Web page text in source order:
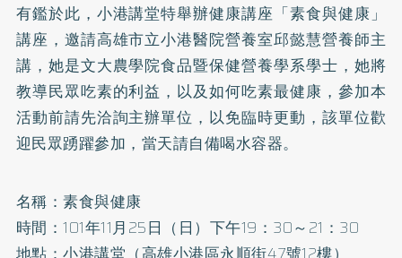
有鑑於此，小港講堂特舉辦健康講座「素食與健康」
講座，邀請高雄市立小港醫院營養室邱懿慧營養師主
講，她是文大農學院食品暨保健營養學系學士，她將
教導民眾吃素的利益，以及如何吃素最健康，參加本
活動前請先洽詢主辦單位，以免臨時更動，該單位歡
迎民眾踴躍參加，當天請自備喝水容器。
名稱：素食與健康
時間：101年11月25日（日）下午19：30～21：30